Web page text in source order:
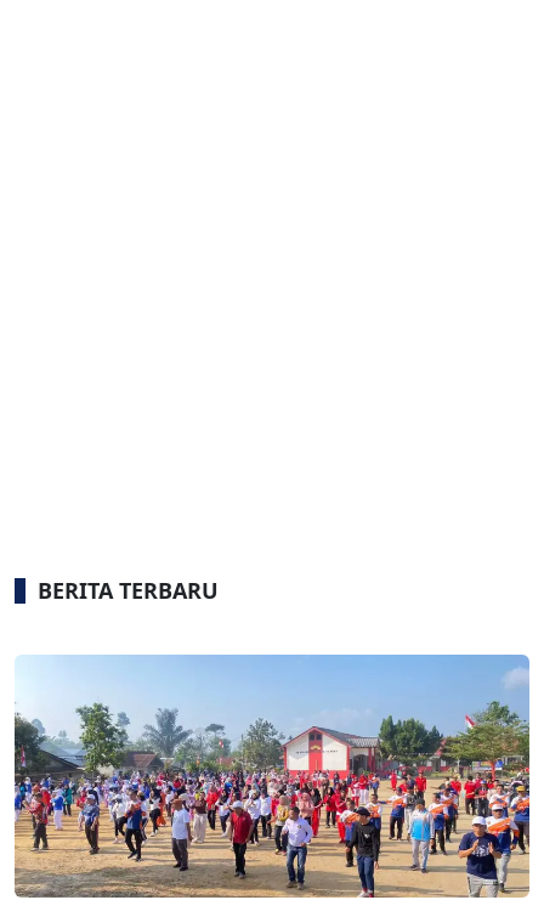
BERITA TERBARU